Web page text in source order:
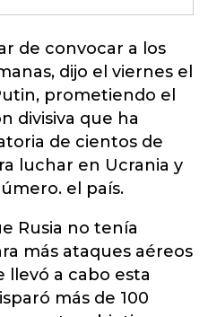
de convocar a los
dijo el viernes el
prometiendo el
divisiva que ha
de cientos de
luchar en Ucrania y
el país.
Rusia no tenía
más ataques aéreos
llevó a cabo esta
más de 100